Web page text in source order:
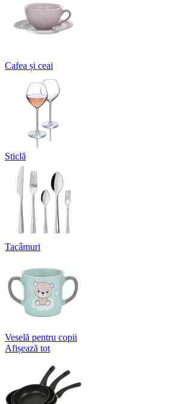
Cafea și ceai
Sticlă
Tacâmuri
Veselă pentru copii
Afișează tot